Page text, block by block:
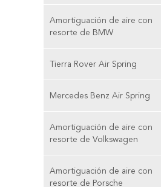
Amortiguación de aire con
resorte de BMW
Tierra Rover Air Spring
Mercedes Benz Air Spring
Amortiguación de aire con
resorte de Volkswagen
Amortiguación de aire con
resorte de Porsche